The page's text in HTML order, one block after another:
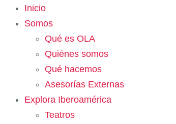
Inicio
Somos
Qué es OLA
Quiénes somos
Qué hacemos
Asesorías Externas
Explora Iberoamérica
Teatros